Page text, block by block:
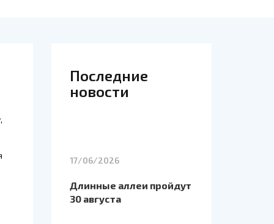
Последние
новости
17/06/2026
Длинные аллеи пройдут
30 августа